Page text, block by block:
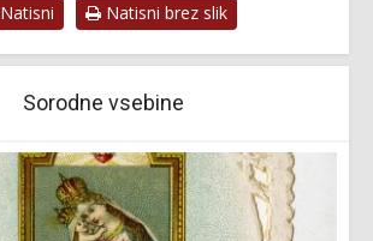
Natisni Natisni brez slik
Sorodne vsebine